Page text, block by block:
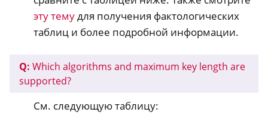
эту темудля получения фактологических
таблиц и более подробной информации.
Q: Which algorithms and maximum key length are
supported?
См. следующую таблицу: